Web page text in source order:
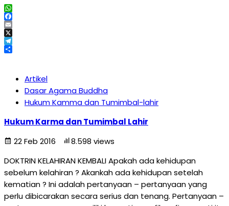
WhatsApp
Facebook
Email
X
Telegram
Artikel
Dasar Agama Buddha
Hukum Kamma dan Tumimbal-lahir
Hukum Karma dan Tumimbal Lahir
22 Feb 2016
8.598 views
DOKTRIN KELAHIRAN KEMBALI Apakah ada kehidupan
sebelum kelahiran ? Akankah ada kehidupan setelah
kematian ? Ini adalah pertanyaan – pertanyaan yang
perlu dibicarakan secara serius dan tenang. Pertanyaan –